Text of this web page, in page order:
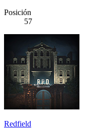
Posición
57
Redfield